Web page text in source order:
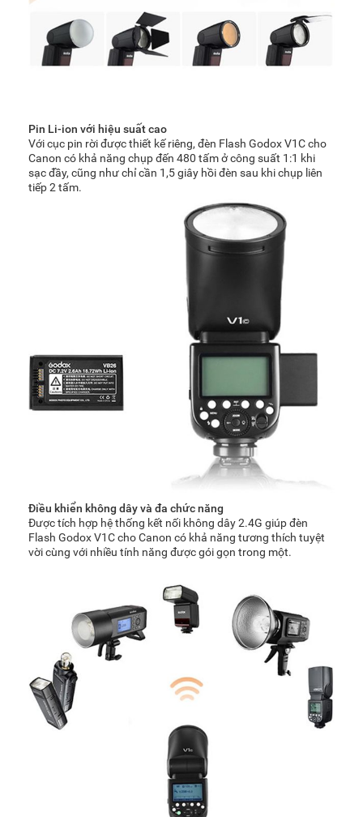
Pin Li-ion với hiệu suất cao
Với cục pin rời được thiết kế riêng, đèn Flash Godox V1C cho
Canon có khả năng chụp đến 480 tấm ở công suất 1:1 khi
sạc đầy, cũng như chỉ cần 1,5 giây hồi đèn sau khi chụp liên
tiếp 2 tấm.
Điều khiển không dây và đa chức năng
Được tích hợp hệ thống kết nối không dây 2.4G giúp đèn
Flash Godox V1C cho Canon có khả năng tương thích tuyệt
vời cùng với nhiều tính năng được gói gọn trong một.